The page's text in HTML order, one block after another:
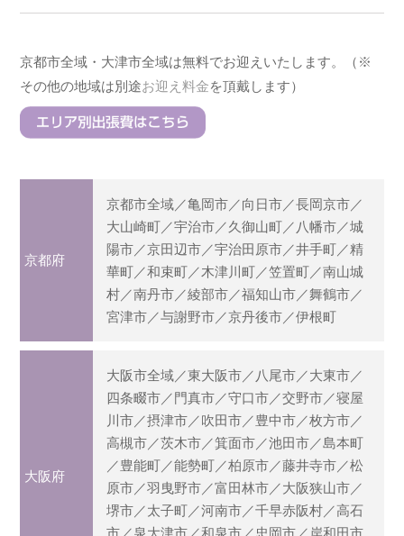
京都市全域・大津市全域は無料でお迎えいたします。（※
その他の地域は別途お迎え料金を頂戴します）
京都府
京都市全域／亀岡市／向日市／長岡京市／
大山崎町／宇治市／久御山町／八幡市／城
陽市／京田辺市／宇治田原市／井手町／精
華町／和束町／木津川町／笠置町／南山城
村／南丹市／綾部市／福知山市／舞鶴市／
宮津市／与謝野市／京丹後市／伊根町
大阪府
大阪市全域／東大阪市／八尾市／大東市／
四条畷市／門真市／守口市／交野市／寝屋
川市／摂津市／吹田市／豊中市／枚方市／
高槻市／茨木市／箕面市／池田市／島本町
／豊能町／能勢町／柏原市／藤井寺市／松
原市／羽曳野市／富田林市／大阪狭山市／
堺市／太子町／河南市／千早赤阪村／高石
市／泉大津市／和泉市／忠岡市／岸和田市